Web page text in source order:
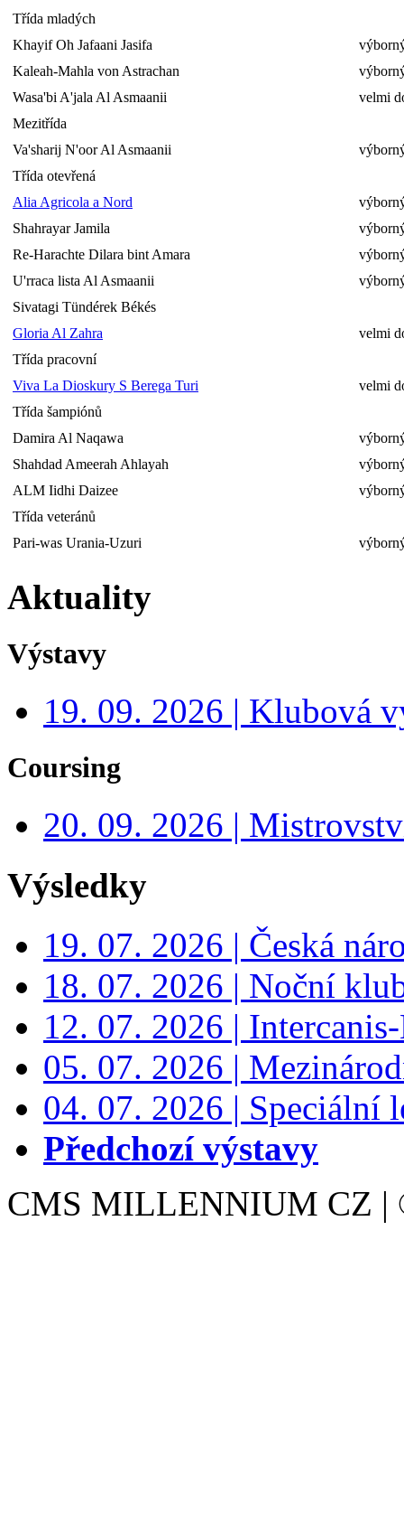
Třída mladých
Khayif Oh Jafaani Jasifa
Kaleah-Mahla von Astrachan
Wasa'bi A'jala Al Asmaanii
velmi
Mezitřída
Va'sharij N'oor Al Asmaanii
Třída otevřená
Alia Agricola a Nord
Shahrayar Jamila
Re-Harachte Dilara bint Amara
U'rraca lista Al Asmaanii
Sivatagi Tündérek Békés
Gloria Al Zahra
velmi
Třída pracovní
Viva La Dioskury S Berega Turi
velmi
Třída šampiónů
Damira Al Naqawa
Shahdad Ameerah Ahlayah
ALM Iidhi Daizee
Třída veteránů
Pari-was Urania-Uzuri
Aktuality
Výstavy
19. 09. 2026 | Klubová
Coursing
20. 09. 2026 |
Výsledky
19. 07. 2026 | Česká
18. 07. 2026 | Noční
12. 07. 2026 |
05. 07. 2026 |
04. 07. 2026 | Speciální
Předchozí výstavy
CMS MILLENNIUM CZ |